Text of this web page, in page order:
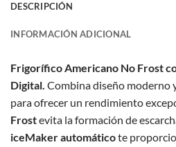
DESCRIPCIÓN
INFORMACIÓN ADICIONAL
Frigorífico Americano No Frost
Digital. Combina diseño moderno
para ofrecer un rendimiento
Frostevita la formación de
iceMaker automáticote